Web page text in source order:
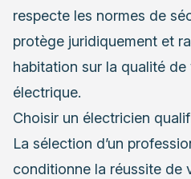
respecte les normes de
protège juridiquement et
habitation sur la qualité
électrique.
Choisir un électricien
La sélection d’un
conditionne la réussite de